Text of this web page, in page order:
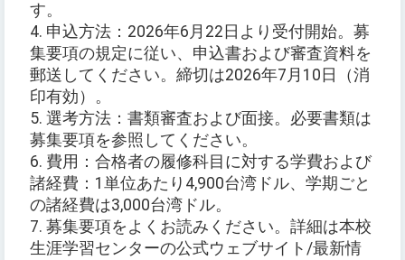
す。
4. 申込方法：2026年6月22日より受付開始。募
集要項の規定に従い、申込書および審査資料を
郵送してください。締切は2026年7月10日（消
印有効）。
5. 選考方法：書類審査および面接。必要書類は
募集要項を参照してください。
6. 費用：合格者の履修科目に対する学費および
諸経費：1単位あたり4,900台湾ドル、学期ごと
の諸経費は3,000台湾ドル。
7. 募集要項をよくお読みください。詳細は本校
生涯学習センターの公式ウェブサイト/最新情